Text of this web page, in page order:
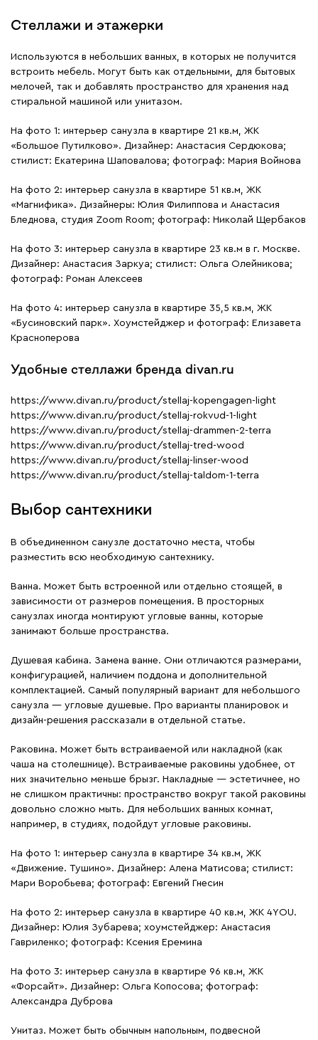
Стеллажи и этажерки
Используются в небольших ванных, в которых не получится
встроить мебель. Могут быть как отдельными, для бытовых
мелочей, так и добавлять пространство для хранения над
стиральной машиной или унитазом.
На фото 1: интерьер санузла в квартире 21 кв.м, ЖК
«Большое Путилково». Дизайнер: Анастасия Сердюкова;
стилист: Екатерина Шаповалова; фотограф: Мария Войнова
На фото 2: интерьер санузла в квартире 51 кв.м, ЖК
«Магнифика». Дизайнеры: Юлия Филиппова и Анастасия
Бледнова, студия Zoom Room; фотограф: Николай Щербаков
На фото 3: интерьер санузла в квартире 23 кв.м в г. Москве.
Дизайнер: Анастасия Заркуа; стилист: Ольга Олейникова;
фотограф: Роман Алексеев
На фото 4: интерьер санузла в квартире 35,5 кв.м, ЖК
«Бусиновский парк». Хоумстейджер и фотограф: Елизавета
Красноперова
Удобные стеллажи бренда divan.ru
https://www.divan.ru/product/stellaj-kopengagen-light
https://www.divan.ru/product/stellaj-rokvud-1-light
https://www.divan.ru/product/stellaj-drammen-2-terra
https://www.divan.ru/product/stellaj-tred-wood
https://www.divan.ru/product/stellaj-linser-wood
https://www.divan.ru/product/stellaj-taldom-1-terra
Выбор сантехники
В объединенном санузле достаточно места, чтобы
разместить всю необходимую сантехнику.
Ванна. Может быть встроенной или отдельно стоящей, в
зависимости от размеров помещения. В просторных
санузлах иногда монтируют угловые ванны, которые
занимают больше пространства.
Душевая кабина. Замена ванне. Они отличаются размерами,
конфигурацией, наличием поддона и дополнительной
комплектацией. Самый популярный вариант для небольшого
санузла — угловые душевые. Про варианты планировок и
дизайн-решения рассказали в отдельной статье.
Раковина. Может быть встраиваемой или накладной (как
чаша на столешнице). Встраиваемые раковины удобнее, от
них значительно меньше брызг. Накладные — эстетичнее, но
не слишком практичны: пространство вокруг такой раковины
довольно сложно мыть. Для небольших ванных комнат,
например, в студиях, подойдут угловые раковины.
На фото 1: интерьер санузла в квартире 34 кв.м, ЖК
«Движение. Тушино». Дизайнер: Алена Матисова; стилист:
Мари Воробьева; фотограф: Евгений Гнесин
На фото 2: интерьер санузла в квартире 40 кв.м, ЖК 4YOU.
Дизайнер: Юлия Зубарева; хоумстейджер: Анастасия
Гавриленко; фотограф: Ксения Еремина
На фото 3: интерьер санузла в квартире 96 кв.м, ЖК
«Форсайт». Дизайнер: Ольга Копосова; фотограф:
Александра Дуброва
Унитаз. Может быть обычным напольным, подвесной